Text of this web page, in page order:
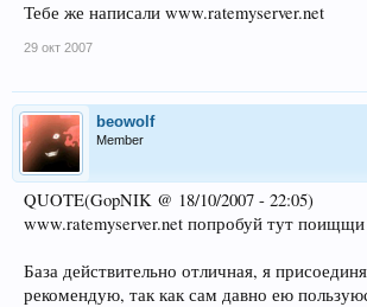
Тебе же написали www.ratemyserver.net
29 окт 2007
beowolf
Member
QUOTE(GopNIK @ 18/10/2007 - 22:05)
www.ratemyserver.net попробуй тут поищщи
База действительно отличная, я
рекомендую, так как сам давно ею